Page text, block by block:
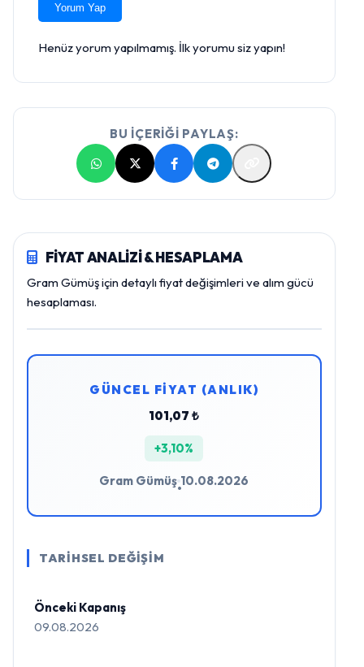
Yorum Yap
Henüz yorum yapılmamış. İlk yorumu siz yapın!
BU İÇERİĞİ PAYLAŞ:
FİYAT ANALİZİ & HESAPLAMA
Gram Gümüş için detaylı fiyat değişimleri ve alım gücü
hesaplaması.
GÜNCEL FİYAT (ANLIK)
101,07 ₺
+3,10%
Gram Gümüş
•
10.08.2026
TARİHSEL DEĞİŞİM
Önceki Kapanış
09.08.2026